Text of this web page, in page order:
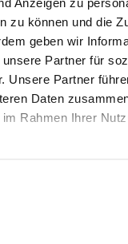
zu können und die
geben wir
Partner für
Unsere Partner
Daten
Rahmen Ihrer
600
(blau, gelb,
sind
Luft-Werfen
Personen ist
Diese
Holi-Festivals
wo ein
bunt gemischt